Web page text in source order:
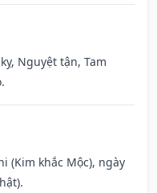
Nguyệt tận, Tam
(Kim khắc Mộc), ngày